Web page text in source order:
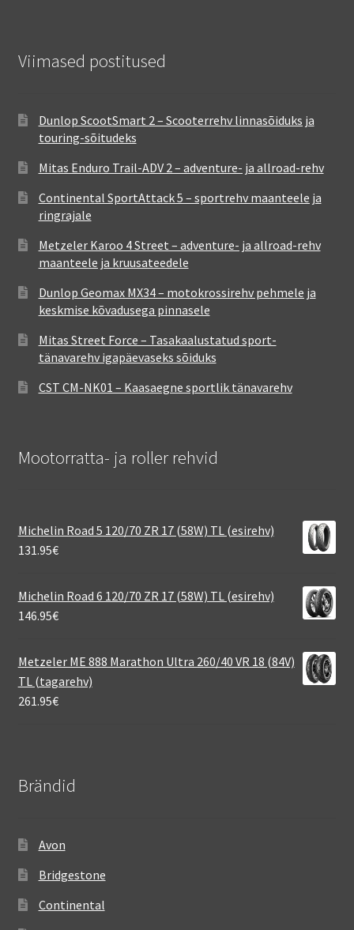
Viimased postitused
Dunlop ScootSmart 2 – Scooterrehv linnasõiduks ja
touring-sõitudeks
Mitas Enduro Trail-ADV 2 – adventure- ja allroad-rehv
Continental SportAttack 5 – sportrehv maanteele ja
ringrajale
Metzeler Karoo 4 Street – adventure- ja allroad-rehv
maanteele ja kruusateedele
Dunlop Geomax MX34 – motokrossirehv pehmele ja
keskmise kõvadusega pinnasele
Mitas Street Force – Tasakaalustatud sport-
tänavarehv igapäevaseks sõiduks
CST CM-NK01 – Kaasaegne sportlik tänavarehv
Mootorratta- ja roller rehvid
Michelin Road 5 120/70 ZR 17 (58W) TL (esirehv)
131.95€
Michelin Road 6 120/70 ZR 17 (58W) TL (esirehv)
146.95€
Metzeler ME 888 Marathon Ultra 260/40 VR 18 (84V)
TL (tagarehv)
261.95€
Brändid
Avon
Bridgestone
Continental